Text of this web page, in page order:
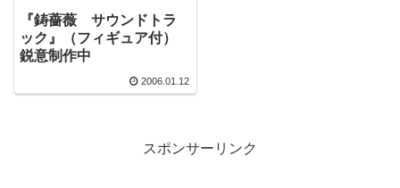
『鋳薔薇 サウンドトラ
ック』（フィギュア付）
鋭意制作中
2006.01.12
スポンサーリンク